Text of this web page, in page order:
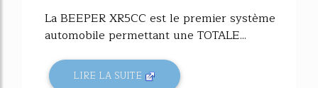
La BEEPER XR5CC est le premier système
automobile permettant une TOTALE...
LIRE LA SUITE